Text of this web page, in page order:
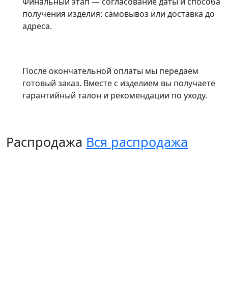
получения изделия: самовывоз или доставка до
адреса.
После окончательной оплаты мы передаём
готовый заказ. Вместе с изделием вы получаете
гарантийный талон и рекомендации по уходу.
Распродажа Вся распродажа